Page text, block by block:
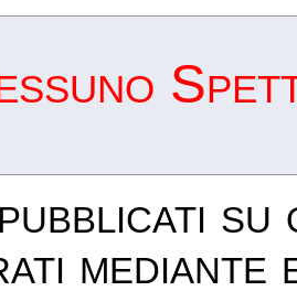
su
mediante